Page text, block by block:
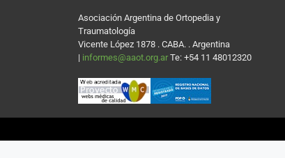
Asociación Argentina de Ortopedia y
Traumatología
Vicente López 1878 . CABA. . Argentina
| informes@aaot.org.ar Te: +54 11 48012320